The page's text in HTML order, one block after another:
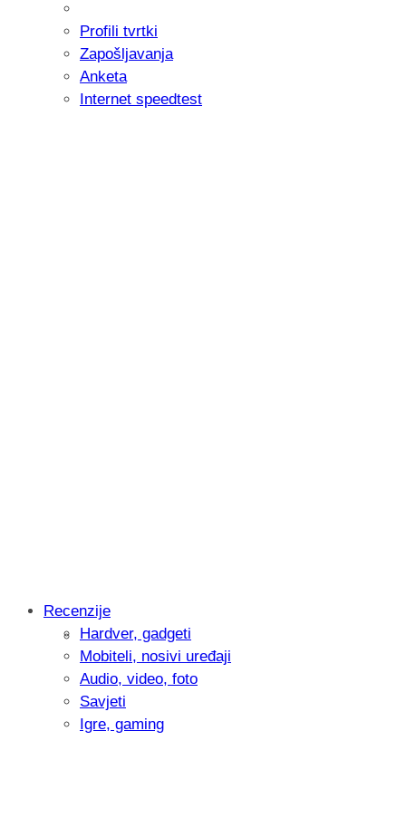
Profili tvrtki
Zapošljavanja
Anketa
Internet speedtest
Intervju: Goran Jović, fotograf -
Recenzije
Hardver, gadgeti
Mobiteli, nosivi uređaji
Audio, video, foto
Savjeti
Igre, gaming